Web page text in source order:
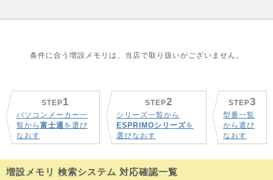
条件に合う増設メモリは、当店で取り扱いがございません。
STEP1
パソコンメーカー一
覧から 富士通 を選び
なおす
STEP2
シリーズ一覧から
ESPRIMOシリーズを
選びなおす
STEP3
型番一覧
から選び
なおす
増設メモリ 検索システム 対応確認一覧